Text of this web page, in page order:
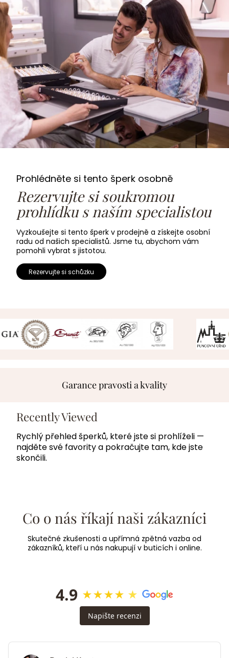
Prohlédněte si tento šperk osobně
Rezervujte si soukromou
prohlídku s naším specialistou
Vyzkoušejte si tento šperk v prodejně a získejte osobní
radu od našich specialistů. Jsme tu, abychom vám
pomohli vybrat s jistotou.
Rezervujte si schůzku
Garance pravosti a kvality
Recently Viewed
Rychlý přehled šperků, které jste si prohlíželi —
najděte své favority a pokračujte tam, kde jste
skončili.
Co o nás říkají naši zákazníci
Skutečné zkušenosti a upřímná zpětná vazba od
zákazníků, kteří u nás nakupují v buticích i online.